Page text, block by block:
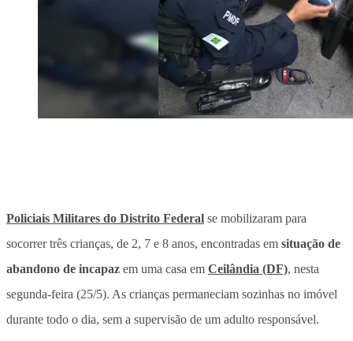
Policiais Militares do Distrito Federal se mobilizaram para
socorrer três crianças, de 2, 7 e 8 anos, encontradas em situação de
abandono de incapaz em uma casa em Ceilândia (DF), nesta
segunda-feira (25/5). As crianças permaneciam sozinhas no imóvel
durante todo o dia, sem a supervisão de um adulto responsável.